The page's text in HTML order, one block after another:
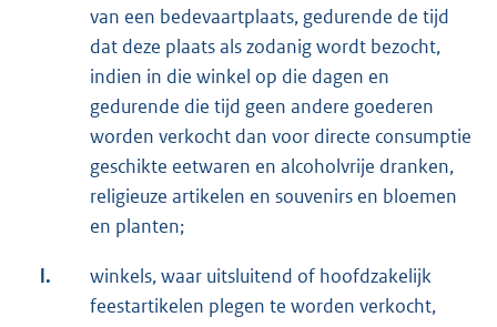
van een bedevaartplaats, gedurende de tijd
dat deze plaats als zodanig wordt bezocht,
indien in die winkel op die dagen en
gedurende die tijd geen andere goederen
worden verkocht dan voor directe consumptie
geschikte eetwaren en alcoholvrije dranken,
religieuze artikelen en souvenirs en bloemen
en planten;
l.
winkels, waar uitsluitend of hoofdzakelijk
feestartikelen plegen te worden verkocht,